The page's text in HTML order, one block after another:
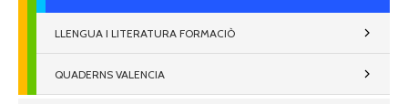
LLENGUA I LITERATURA FORMACIÒ
QUADERNS VALENCIA